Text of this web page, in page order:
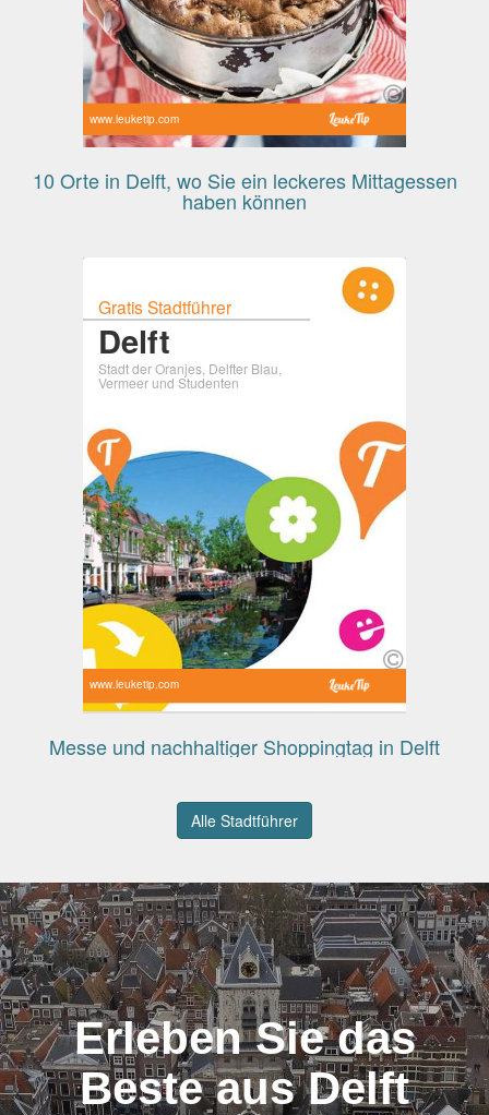
www.leuketip.com
10 Orte in Delft, wo Sie ein leckeres Mittagessen
haben können
Gratis Stadtführer
Delft
Stadt der Oranjes, Delfter Blau,
Vermeer und Studenten
www.leuketip.com
Messe und nachhaltiger Shoppingtag in Delft
Alle Stadtführer
Erleben Sie das
Beste aus Delft